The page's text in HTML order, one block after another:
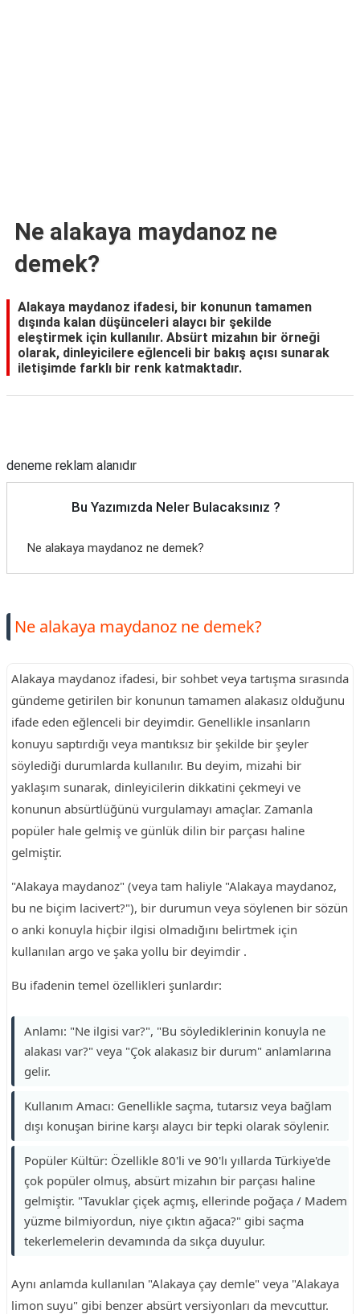
Ne alakaya maydanoz ne
demek?
Alakaya maydanoz ifadesi, bir konunun tamamen
dışında kalan düşünceleri alaycı bir şekilde
eleştirmek için kullanılır. Absürt mizahın bir örneği
olarak, dinleyicilere eğlenceli bir bakış açısı sunarak
iletişimde farklı bir renk katmaktadır.
deneme reklam alanıdır
Bu Yazımızda Neler Bulacaksınız ?
Ne alakaya maydanoz ne demek?
Ne alakaya maydanoz ne demek?
Alakaya maydanoz ifadesi, bir sohbet veya tartışma sırasında
gündeme getirilen bir konunun tamamen alakasız olduğunu
ifade eden eğlenceli bir deyimdir. Genellikle insanların
konuyu saptırdığı veya mantıksız bir şekilde bir şeyler
söylediği durumlarda kullanılır. Bu deyim, mizahi bir
yaklaşım sunarak, dinleyicilerin dikkatini çekmeyi ve
konunun absürtlüğünü vurgulamayı amaçlar. Zamanla
popüler hale gelmiş ve günlük dilin bir parçası haline
gelmiştir.
"Alakaya maydanoz" (veya tam haliyle "Alakaya maydanoz,
bu ne biçim lacivert?"), bir durumun veya söylenen bir sözün
o anki konuyla hiçbir ilgisi olmadığını belirtmek için
kullanılan argo ve şaka yollu bir deyimdir .
Bu ifadenin temel özellikleri şunlardır:
Anlamı: "Ne ilgisi var?", "Bu söylediklerinin konuyla ne
alakası var?" veya "Çok alakasız bir durum" anlamlarına
gelir.
Kullanım Amacı: Genellikle saçma, tutarsız veya bağlam
dışı konuşan birine karşı alaycı bir tepki olarak söylenir.
Popüler Kültür: Özellikle 80'li ve 90'lı yıllarda Türkiye'de
çok popüler olmuş, absürt mizahın bir parçası haline
gelmiştir. "Tavuklar çiçek açmış, ellerinde poğaça / Madem
yüzme bilmiyordun, niye çıktın ağaca?" gibi saçma
tekerlemelerin devamında da sıkça duyulur.
Aynı anlamda kullanılan "Alakaya çay demle" veya "Alakaya
limon suyu" gibi benzer absürt versiyonları da mevcuttur.